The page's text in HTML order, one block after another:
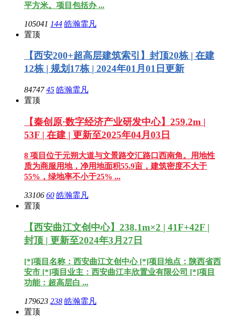
平方米。项目包括办 ...
105041 144 皓瀚霏凡
置顶
【西安200+超高层建筑索引】封顶20栋 | 在建
12栋 | 规划17栋 | 2024年01月01日更新
8474745 皓瀚霏凡
置顶
【秦创原·数字经济产业研发中心】259.2m |
53F | 在建 | 更新至2025年04月03日
8 项目位于元朔大道与文景路交汇路口西南角。用地性
质为商服用地，净用地面积55.9亩，建筑密度不大于
55%，绿地率不小于25% ...
33106 60 皓瀚霏凡
置顶
【西安曲江文创中心】238.1m×2 | 41F+42F |
封顶 | 更新至2024年3月27日
[*]项目名称：西安曲江文创中心 [*]项目地点：陕西省西
安市 [*]项目业主：西安曲江丰欣置业有限公司 [*]项目
功能：超高层白 ...
179623 238 皓瀚霏凡
置顶